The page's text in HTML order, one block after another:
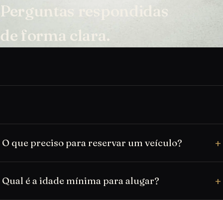
Perguntas respondidas
de forma clara.
O que preciso para reservar um veículo?
Qual é a idade mínima para alugar?